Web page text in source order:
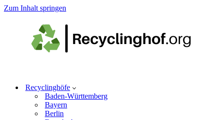
Zum Inhalt springen
Recyclinghöfe
Baden-Württemberg
Bayern
Berlin